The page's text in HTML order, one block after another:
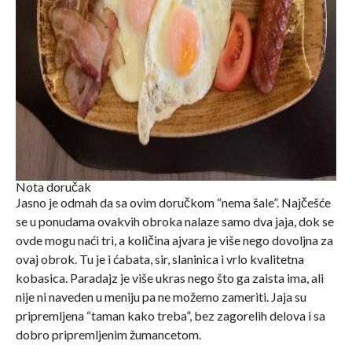
Nota doručak
Jasno je odmah da sa ovim doručkom “nema šale”. Najčešće
se u ponudama ovakvih obroka nalaze samo dva jaja, dok se
ovde mogu naći tri, a količina ajvara je više nego dovoljna za
ovaj obrok. Tu je i ćabata, sir, slaninica i vrlo kvalitetna
kobasica. Paradajz je više ukras nego što ga zaista ima, ali
nije ni naveden u meniju pa ne možemo zameriti. Jaja su
pripremljena “taman kako treba”, bez zagorelih delova i sa
dobro pripremljenim žumancetom.